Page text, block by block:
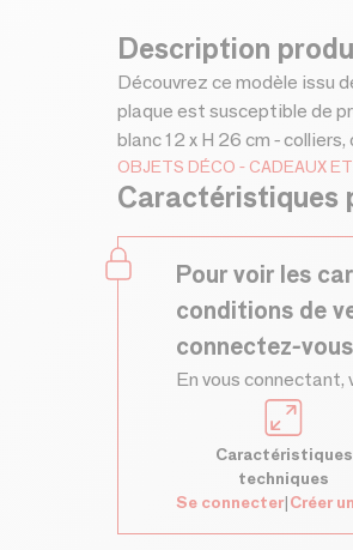
Description
Découvrez ce modèle issu
plaque est susceptible de
blanc 12 x H 26 cm -
OBJETS DÉCO CADEAUX
Caractéristiques
Pour voir les
conditions de
connectez-
En vous
Caractéristiques
techniques
Se connecter|Créer